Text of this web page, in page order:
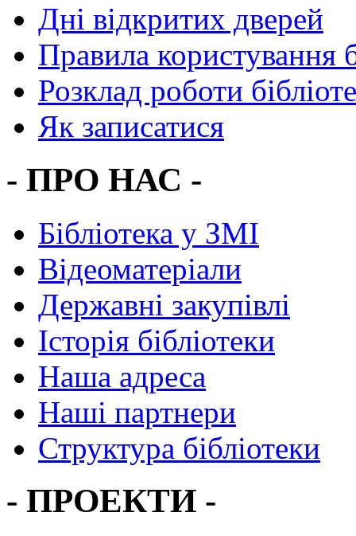
Дні відкритих дверей
Правила користування
Розклад роботи
Як записатися
- ПРО НАС -
Бібліотека у ЗМІ
Відеоматеріали
Державні закупівлі
Історія бібліотеки
Наша адреса
Наші партнери
Структура бібліотеки
- ПРОЕКТИ -